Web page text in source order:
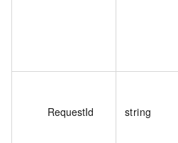
RequestId string